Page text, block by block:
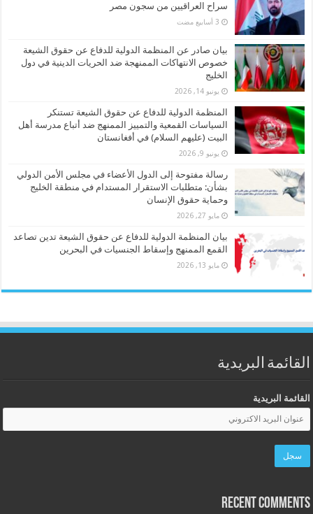
سراح العراقيين من سجون مصر
بيان صادر عن المنظمة الدولية للدفاع عن حقوق الشيعة
خصوص الانتهاكات الممنهجة ضد الحريات الدينية في دول
الخليج
يونيو 14, 2026
المنظمة الدولية للدفاع عن حقوق الشيعة تستنكر
السياسات القمعية والتمييز الممنهج ضد أتباع مدرسة أهل
البيت (عليهم السلام) في أفغانستان
يونيو 9, 2026
رسالة مفتوحة إلى الدول الأعضاء في مجلس الأمن الدولي
بشأن: متطلبات الاستقرار المستدام في منطقة الخليج
وحماية حقوق الإنسان
مايو 27, 2026
بيان المنظمة الدولية للدفاع عن حقوق الشيعة تدين تصاعد
القمع الممنهج وإسقاط الجنسيات في البحرين
مايو 13, 2026
القائمة البريدية
القائمة البريدية
Recent Comments